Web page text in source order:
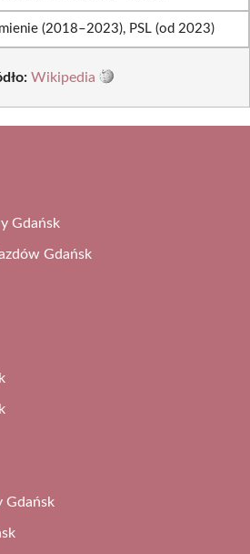
(2018–2023), PSL (od 2023)
Wikipedia
Gdańsk
Gdańsk
Gdańsk